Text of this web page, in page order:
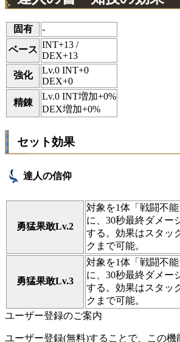
固有
-
ベース INT+13 /
DEX+13
強化
Lv.0 INT+0
DEX+0
精錬
Lv.0 INT増加+0%
DEX増加+0%
セット効果
達人の信仰
勇猛果敢Lv.2
対象を1体「戦闘不
に、30秒最終ダメー
する。効果はスタッ
クまで可能。
勇猛果敢Lv.3
対象を1体「戦闘不
に、30秒最終ダメー
する。効果はスタッ
クまで可能。
ユーザー登録のご案内
ユーザー登録(無料)することで、この機